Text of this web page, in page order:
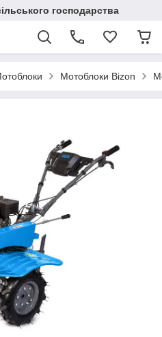
господарства
Мотоблоки Bizon